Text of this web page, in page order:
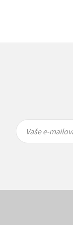
mailová
mailová
Vaše e-